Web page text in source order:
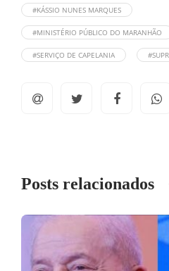
#KÁSSIO NUNES MARQUES
#MINISTÉRIO PÚBLICO DO MARANHÃO
#SERVIÇO DE CAPELANIA
Posts relacionados